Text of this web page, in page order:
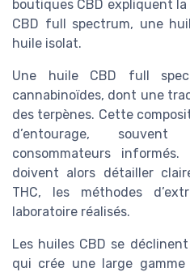
boutiques CBD expliquent
CBD full spectrum, une
huile isolat.
Une huile CBD full
cannabinoïdes, dont une
des terpènes. Cette
d’entourage,
consommateurs informés.
doivent alors détailler
THC, les méthodes
laboratoire réalisés.
Les huiles CBD se
qui crée une large